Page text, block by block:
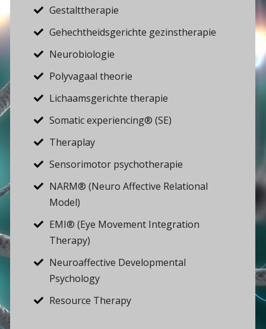
Gestalttherapie
Gehechtheidsgerichte gezinstherapie
Neurobiologie
Polyvagaal theorie
Lichaamsgerichte therapie
Somatic experiencing® (SE)
Theraplay
Sensorimotor psychotherapie
NARM® (Neuro Affective Relational
Model)
EMI® (Eye Movement Integration
Therapy)
Neuroaffective Developmental
Psychology
Resource Therapy